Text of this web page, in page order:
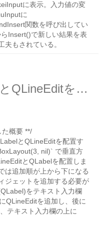
に表示。入力値の変
に
関数を呼び出してい
Insert()で新しい結果を表
もされている。
Go言語でQTのQLabelとQLineEditを組み合わせてみる
た概要 **/
とQLineEditを配置す
nil)` で垂直方
とQLabelを配置しま
は追加順が上から下になる
ジェットを追加する必要が
をテキスト入力欄
QLineEditを追加し、後に
テキスト入力欄の上に